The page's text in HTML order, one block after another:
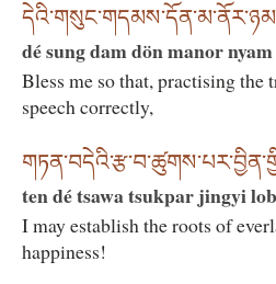
dé sung dam dön manor
Bless me so that, practising the
speech correctly,
ten dé tsawa tsukpar jingyi lob
I may establish the roots of
happiness!